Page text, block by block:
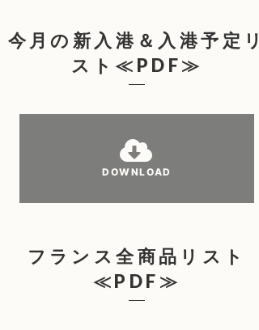
今月の新入港＆入港予定リ
スト≪PDF≫
DOWNLOAD
フランス全商品リスト
≪PDF≫